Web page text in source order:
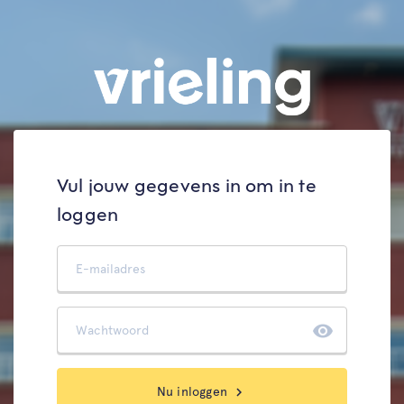
Vul jouw gegevens in om in te
loggen
visibility
Nu inloggen chevron_right